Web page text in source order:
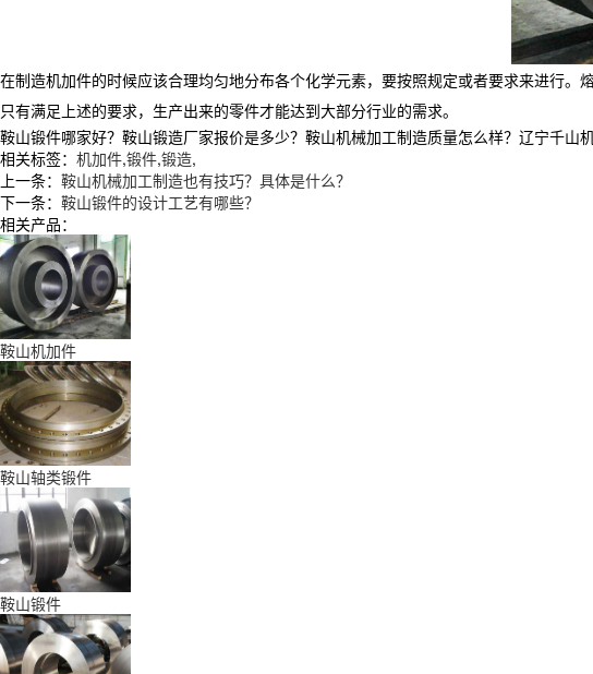
在制造机加件的时候应该合理均匀地分布各个化学元素，要按照规定或者要求来进行
只有满足上述的要求，生产出来的零件才能达到大部分行业的需求。
鞍山锻件哪家好？鞍山锻造厂家报价是多少？鞍山机械加工制造质量怎么样？辽宁千
相关标签： 机加件,锻件,锻造,
上一条： 鞍山机械加工制造也有技巧？具体是什么？
下一条： 鞍山锻件的设计工艺有哪些？
相关产品：
鞍山机加件
鞍山轴类锻件
鞍山锻件